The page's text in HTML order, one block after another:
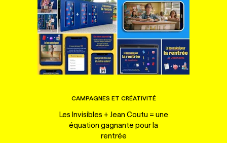
CAMPAGNES ET CRÉATIVITÉ
Les Invisibles + Jean Coutu = une
équation gagnante pour la
rentrée